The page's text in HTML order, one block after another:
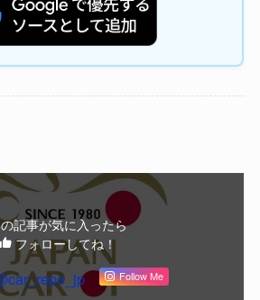
記事が気に入ったら
フォローしてね！
Follow Me